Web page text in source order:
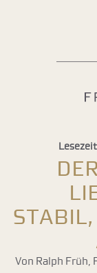
Von Ralph Früh,